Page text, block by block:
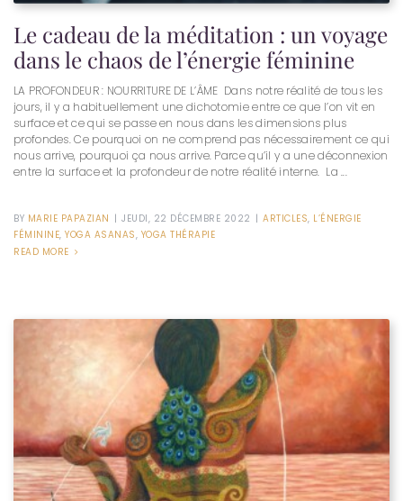
Le cadeau de la méditation : un voyage
dans le chaos de l’énergie féminine
LA PROFONDEUR : NOURRITURE DE L’ÂME Dans notre réalité de tous les
jours, il y a habituellement une dichotomie entre ce que l’on vit en
surface et ce qui se passe en nous dans les dimensions plus
profondes. Ce pourquoi on ne comprend pas nécessairement ce qui
nous arrive, pourquoi ça nous arrive. Parce qu’il y a une déconnexion
entre la surface et la profondeur de notre réalité interne. La ...
BY MARIE PAPAZIAN | JEUDI, 22 DÉCEMBRE 2022 | ARTICLES, L’ÉNERGIE
FÉMININE, YOGA ASANAS, YOGA THÉRAPIE
READ MORE